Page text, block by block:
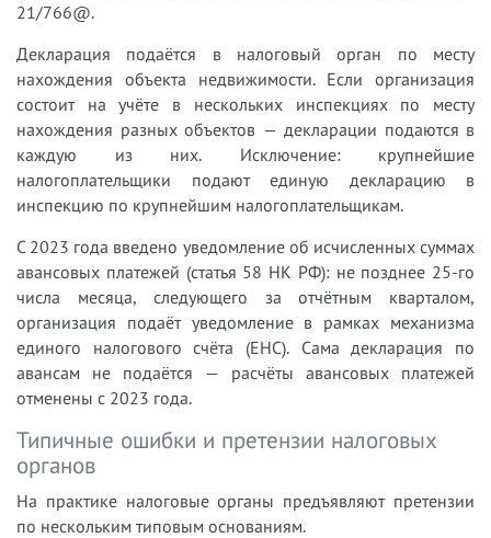
21/766@.
Декларация подаётся в налоговый орган по месту
нахождения объекта недвижимости. Если организация
состоит на учёте в нескольких инспекциях по месту
нахождения разных объектов — декларации подаются в
каждую из них. Исключение: крупнейшие
налогоплательщики подают единую декларацию в
инспекцию по крупнейшим налогоплательщикам.
С 2023 года введено уведомление об исчисленных суммах
авансовых платежей (статья 58 НК РФ): не позднее 25-го
числа месяца, следующего за отчётным кварталом,
организация подаёт уведомление в рамках механизма
единого налогового счёта (ЕНС). Сама декларация по
авансам не подаётся — расчёты авансовых платежей
отменены с 2023 года.
Типичные ошибки и претензии налоговых
органов
На практике налоговые органы предъявляют претензии
по нескольким типовым основаниям.